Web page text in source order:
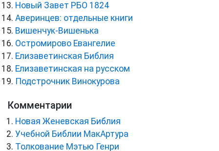
Новый Завет РБО 1824
Аверинцев: отдельные книги
Вишенчук-Вишенька
Остромирово Евангелие
Елизаветинская Библия
Елизаветинская на русском
Подстрочник Винокурова
Комментарии
Новая Женевская Библия
Учебной Библии МакАртура
Толкование Мэтью Генри